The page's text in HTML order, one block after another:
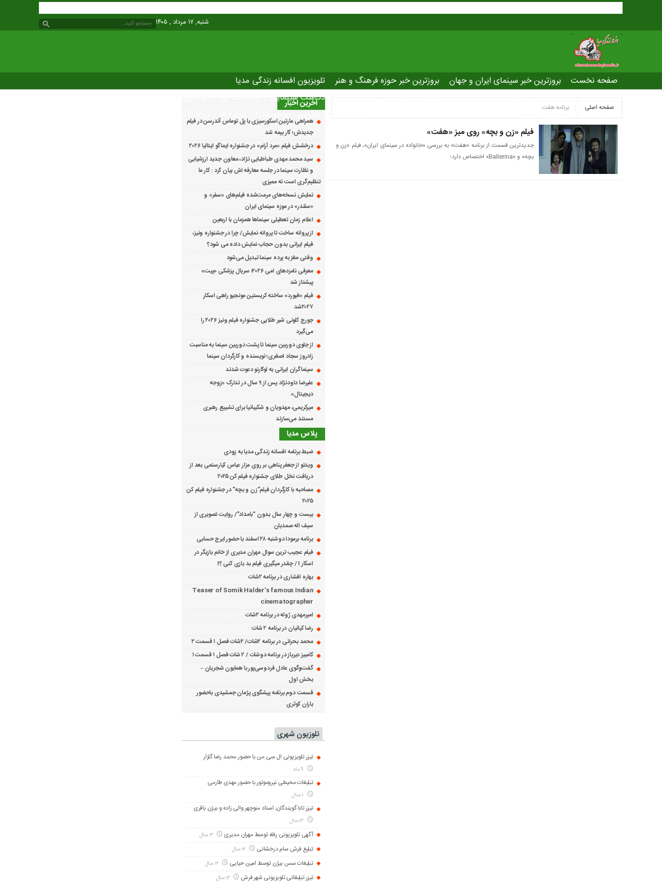
شنبه, ۱۷ مرداد , ۱۴۰۵
صفحه نخست بروزترین خبر سینمای ایران و جهان بروزترین خبر حوزه فرهنگ و هنر
تلویزیون افسانه زندگی مدیا
یادداشت سینمایی
عصر جدید
تلویزیون شهری دانلود فیلم های خارجی رادیو مدیا درباره ما رپرتاژ آگهی صفحه اصلی برنامه هفت
فیلم «زن و بچه» روی میز «هفت»
جدیدترین قسمت از برنامه «هفت» به بررسی «خانواده در سینمای ایران»، فیلم «زن و
بچه» و «Ballerina» اختصاص دارد؛
آخرین اخبار
همراهی مارتین اسکورسیزی با پل توماس ٱندرسن در فیلم
جدیدش؛ کار بیمه شد
درخشش فیلم «مرد آرام» در جشنواره ایماگو ایتالیا ۲۰۲۶
سید محمد مهدی طباطبایی نژاد، معاون جدید ارزشیابی
و نظارت سینما در جلسه معارفه اش بیان کرد : کار ما
تنظیم‌گری است نه ممیزی
نمایش نسخه‌های مرمت‌شده فیلم‌های «سفر» و
«سلندر» در موزه سینمای ایران
اعلام زمان تعطیلی سینماها همزمان با اربعین
از پروانه ساخت تا پروانه نمایش/ چرا در جشنواره ونیز،
فیلم ایرانی بدون حجاب نمایش داده می شود؟
وقتی مغز به پرده سینما تبدیل می‌شود
معرفی نامزدهای امی ۲۰۲۶؛ سریال پزشکی «پیت»
پیشتاز شد
فیلم «فیورد» ساخته کریستین مونجیو راهی اسکار
۲۰۲۷شد
جورج کلونی شیر طلایی جشنواره فیلم ونیز ۲۰۲۶ را
می‌گیرد
از جلوی دوربین سینما تا پشت دوربین سینما به مناسبت
زادروز سجاد اصغری؛ نویسنده و کارگردان سینما
سینماگران ایرانی به لوکارنو دعوت شدند
علیرضا داودنژاد پس از ۹ سال در تدارک «زوجه
دیجیتال»
میرکریمی، مهدویان و شکیبانیا برای تشییع رهبری
مستند می‌سازند
پلاس مدیا
ضبط برنامه افسانه زندگی مدیا به زودی
ویدئو از جعفر پناهی بر روی مزار عباس کیارستمی بعد از
دریافت نخل طلای جشنواره فیلم کن ۲۰۲۵
مصاحبه با کارگردان فیلم”زن و بچه” در جشنواره فیلم کن
۲۰۲۵
بیست و چهار سال بدون “بامداد”/ روایت تصویری از
سیف اله صمدیان
برنامه برمودا دوشنبه ۲۸ اسفند با حضور ایرج حسابی
فیلم عجیب ترین سوال مهران مدیری از خانم بازیگر در
اسکار ! / چقدر میگیری فیلم بد بازی کنی ؟!
بهاره افشاری در برنامه ۲شات
Teaser of Somik Halder’s famous Indian
cinematographer
امیرمهدی ژوله در برنامه ۲شات
رضا کیانیان در برنامه ۲ شات
محمد بحرانی در برنامه ۲شات/ ۲شات فصل ۱ قسمت ۲
کامبیز دیرباز در برنامه دوشات / ۲ شات فصل ۱ قسمت ۱
گفت‌وگوی عادل فردوسی‌پور با همایون شجریان –
بخش اول
قسمت دوم برنامه پیشگوی پژمان جمشیدی باحضور
باران کوثری
تلوزیون شهری
تیزر تلویزیونی ال سی من با حضور محمد رضا گلزار
تبلیغات محیطی نیروموتور با حضور مهدی طارمی
تیزر تابا گویندگان; استاد منوچهر والی زاده و بیژن باقری
آگهی تلویزیونی رفاه توسط مهران مدیری 3 سال
تبلیغ فرش سام درخشانی 3 سال
تبلیغات سس بیژن توسط امین حیایی 3 سال
تیزر تبلیغاتی تلویزیونی شهر فرش 3 سال